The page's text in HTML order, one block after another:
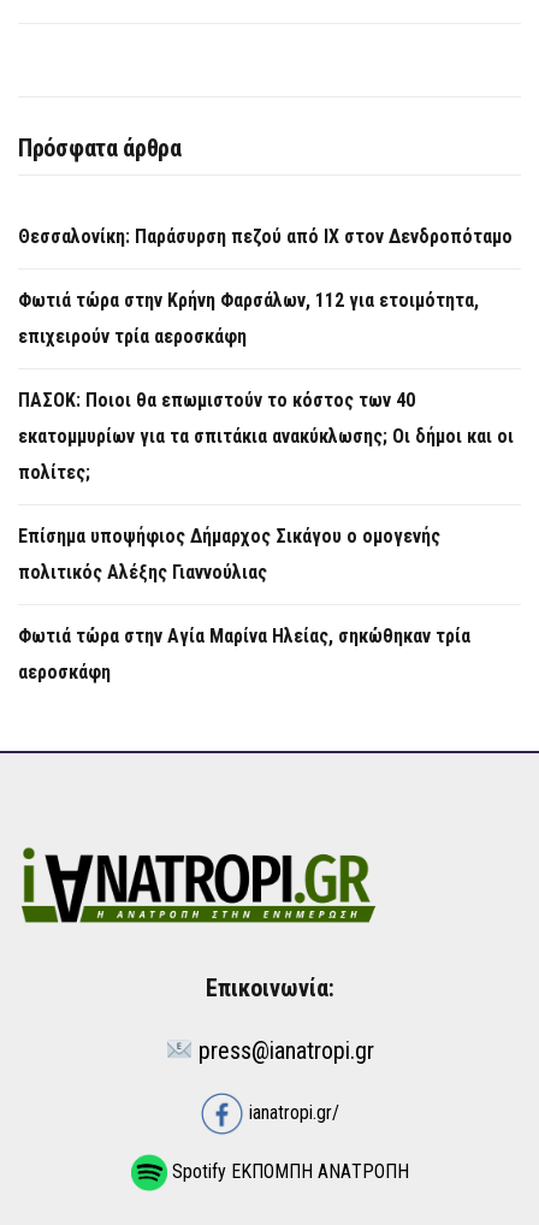
Πρόσφατα άρθρα
Θεσσαλονίκη: Παράσυρση πεζού από ΙΧ στον Δενδροπόταμο
Φωτιά τώρα στην Κρήνη Φαρσάλων, 112 για ετοιμότητα,
επιχειρούν τρία αεροσκάφη
ΠΑΣΟΚ: Ποιοι θα επωμιστούν το κόστος των 40
εκατομμυρίων για τα σπιτάκια ανακύκλωσης; Οι δήμοι και οι
πολίτες;
Επίσημα υποψήφιος Δήμαρχος Σικάγου ο ομογενής
πολιτικός Αλέξης Γιαννούλιας
Φωτιά τώρα στην Aγία Μαρίνα Ηλείας, σηκώθηκαν τρία
αεροσκάφη
Επικοινωνία:
press@ianatropi.gr
ianatropi.gr/
Spotify ΕΚΠΟΜΠΗ ΑΝΑΤΡΟΠΗ